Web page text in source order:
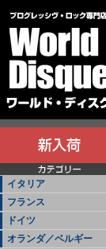
イタリア
フランス
ドイツ
オランダ／ベルギー